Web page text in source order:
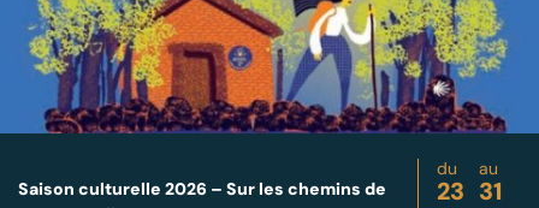
Saison culturelle 2026 – Sur les chemins de
du
23
au
31